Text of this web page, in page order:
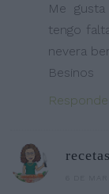
Me
tengo
nevera
Besinos